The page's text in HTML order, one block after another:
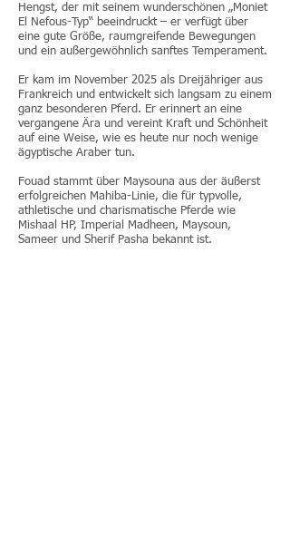
Hengst, der mit seinem wunderschönen „Moniet
El Nefous-Typ“ beeindruckt – er verfügt über
eine gute Größe, raumgreifende Bewegungen
und ein außergewöhnlich sanftes Temperament.
Er kam im November 2025 als Dreijähriger aus
Frankreich und entwickelt sich langsam zu einem
ganz besonderen Pferd. Er erinnert an eine
vergangene Ära und vereint Kraft und Schönheit
auf eine Weise, wie es heute nur noch wenige
ägyptische Araber tun.
Fouad stammt über Maysouna aus der äußerst
erfolgreichen Mahiba-Linie, die für typvolle,
athletische und charismatische Pferde wie
Mishaal HP, Imperial Madheen, Maysoun,
Sameer und Sherif Pasha bekannt ist.